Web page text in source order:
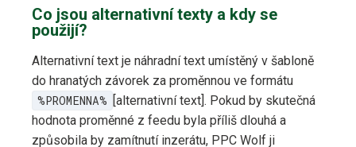
Co jsou alternativní texty a kdy se
použijí?
Alternativní text je náhradní text umístěný v šabloně
do hranatých závorek za proměnnou ve formátu
%PROMENNA%
[alternativní text]. Pokud by skutečná
hodnota proměnné z feedu byla příliš dlouhá a
způsobila by zamítnutí inzerátu, PPC Wolf ji